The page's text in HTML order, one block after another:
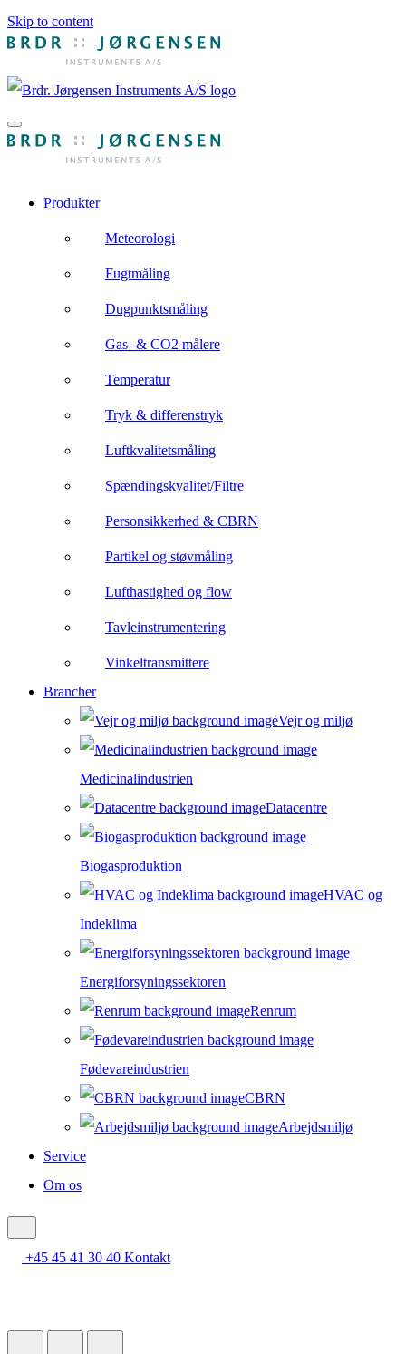
Skip to content
Produkter
Meteorologi
Fugtmåling
Dugpunktsmåling
Gas- & CO2 målere
Temperatur
Tryk & differenstryk
Luftkvalitetsmåling
Spændingskvalitet/Filtre
Personsikkerhed & CBRN
Partikel og støvmåling
Lufthastighed og flow
Tavleinstrumentering
Vinkeltransmittere
Brancher
Vejr og miljø
Medicinalindustrien
Datacentre
Biogasproduktion
HVAC og
Indeklima
Energiforsyningssektoren
Renrum
Fødevareindustrien
CBRN
Arbejdsmiljø
Service
Om os
+45 45 41 30 40 Kontakt